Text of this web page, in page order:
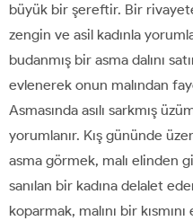
büyük bir şereftir. Bir
zengin ve asil kadınla
budanmış bir asma dalını
evlenerek onun malından
Asmasında asılı sarkmış
yorumlanır. Kış gününde
asma görmek, malı elinden
sanılan bir kadına delalet
koparmak, malını bir